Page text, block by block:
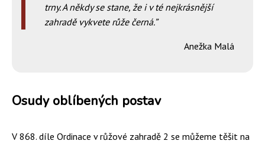
trny. A někdy se stane, že i v té nejkrásnější
zahradě vykvete růže černá.
Anežka Malá
Osudy oblíbených postav
V 868. díle Ordinace v růžové zahradě 2 se můžeme těšit na